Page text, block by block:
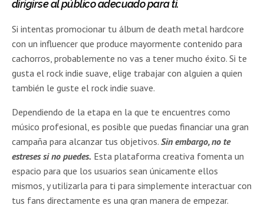
dirigirse al público adecuado para ti.
Si intentas promocionar tu álbum de death metal hardcore
con un influencer que produce mayormente contenido para
cachorros, probablemente no vas a tener mucho éxito. Si te
gusta el rock indie suave, elige trabajar con alguien a quien
también le guste el rock indie suave.
Dependiendo de la etapa en la que te encuentres como
músico profesional, es posible que puedas financiar una gran
campaña para alcanzar tus objetivos.Sin embargo, no te
estreses si no puedes. Esta plataforma creativa fomenta un
espacio para que los usuarios sean únicamente ellos
mismos, y utilizarla para ti para simplemente interactuar con
tus fans directamente es una gran manera de empezar.